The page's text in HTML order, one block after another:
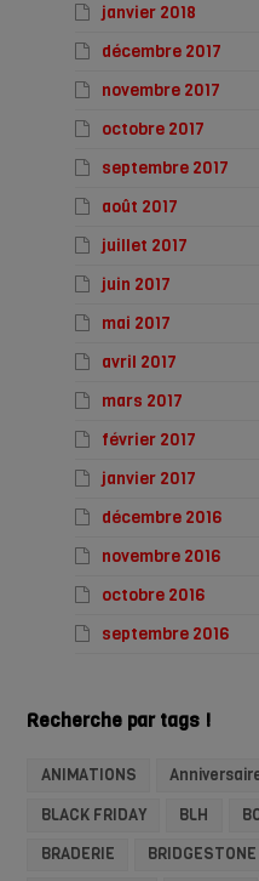
janvier 2018
décembre 2017
novembre 2017
octobre 2017
septembre 2017
août 2017
juillet 2017
juin 2017
mai 2017
avril 2017
mars 2017
février 2017
janvier 2017
décembre 2016
novembre 2016
octobre 2016
septembre 2016
Recherche par tags !
ANIMATIONS
BLACK FRIDAY
BLH
BRADERIE
BRIDGESTONE